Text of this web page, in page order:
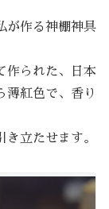
が作る神棚神具
作られた、日本
薄紅色で、香り
立たせます。